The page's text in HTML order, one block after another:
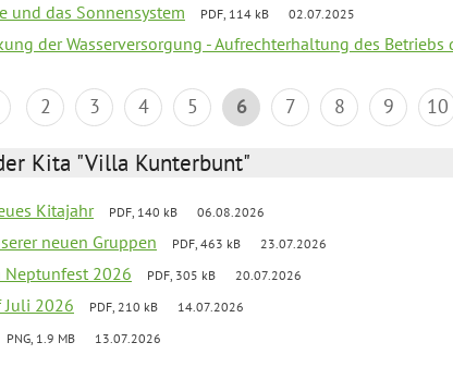
und das Sonnensystem PDF, 114 kB 02.07.2025
der Wasserversorgung - Aufrechterhaltung des Betriebs
2 3 4 5 6 7 8 9 10
Kita "Villa Kunterbunt"
Kitajahr PDF, 140 kB 06.08.2026
neuen Gruppen PDF, 463 kB 23.07.2026
Neptunfest 2026 PDF, 305 kB 20.07.2026
2026 PDF, 210 kB 14.07.2026
PNG, 1.9 MB 13.07.2026